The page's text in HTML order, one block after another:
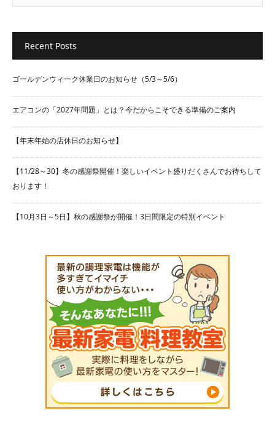
Recent Posts
ゴールデンウィーク休業日のお知らせ（5/3～5/6）
エアコンの「2027年問題」とは？今だからこそできる準備のご案内
【年末年始の店休日のお知らせ】
【11/28～30】冬の感謝祭開催！楽しいイベント盛りだくさんでお待ちして
おります！
【10月3日～5日】秋の感謝祭が開催！3日間限定の特別イベント